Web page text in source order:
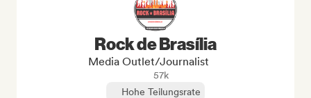
Rock de Brasília
Media Outlet/Journalist
57k
Hohe Teilungsrate